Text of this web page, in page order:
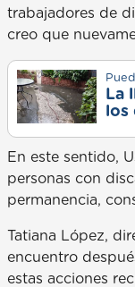
trabajadores de
creo que
La
los
En este sentido,
personas con
permanencia,
Tatiana López,
encuentro
estas acciones